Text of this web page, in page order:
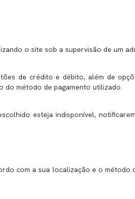
o site sob a supervisão de um
de crédito e débito, além de
método de pagamento utilizado.
esteja indisponível,
com a sua localização e o método